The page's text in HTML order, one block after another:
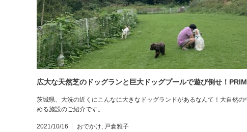
広大な天然芝のドッグランと巨大ドッグプールで遊び倒せ！
茨城県、大洗の近くにこんなに大きなドッグランドがあるなんて！大自然
める施設のご紹介です。
2021/10/16 おでかけ, 戸倉雅子